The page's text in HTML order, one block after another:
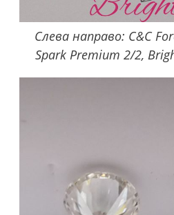
Слева направо: C&C
Spark Premium 2/2,